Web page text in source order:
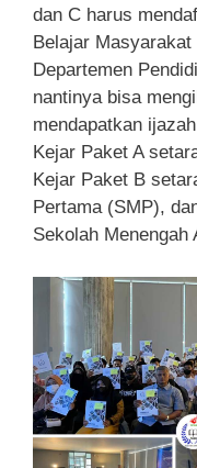
dan C harus
Belajar
Departemen
nantinya bisa
mendapatkan
Kejar Paket A
Kejar Paket B
Pertama (SMP),
Sekolah Menengah